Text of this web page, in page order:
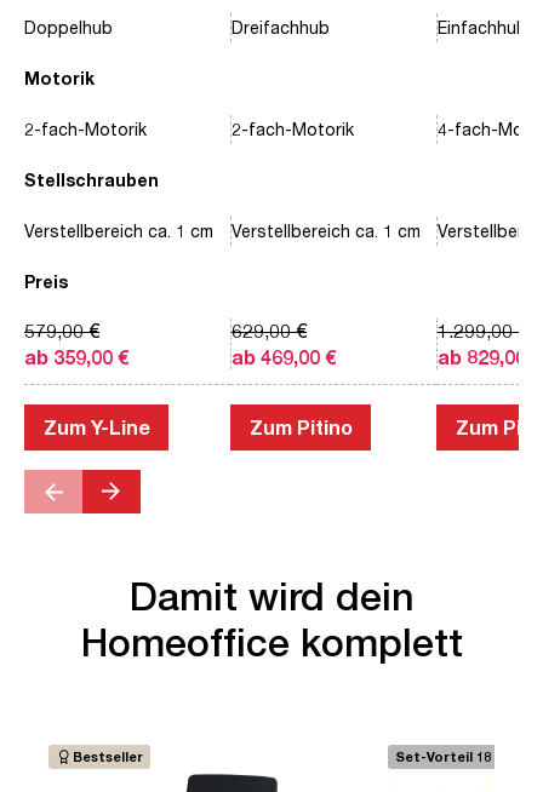
Motorik
Stellschrauben
Preis
Doppelhub
2-fach-Motorik
Verstellbereich ca. 1 cm
ab 359,00 €
579,00 €
Zum Y-Line
Dreifachhub
2-fach-Motorik
Verstellbereich ca. 1 cm
ab 469,00 €
629,00 €
Zum Pitino
Einfachhub
4-fach-
ab 829,00 €
1.299,00 €
Zum
Damit wird dein
Homeoffice komplett
Bestseller Set-Vorteil 18 €